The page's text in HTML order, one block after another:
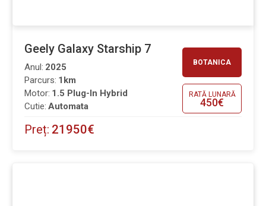
BOTANICA
RATĂ LUNARĂ
450€
Geely Galaxy Starship 7
Parcurs: 1km
Anul: 2025
Motor: 1.5 Plug-In Hybrid
Cutie: Automata
Preț: 21950€